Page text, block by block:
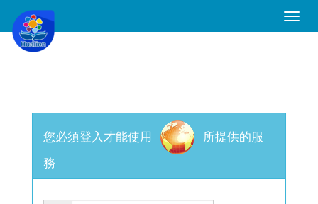
Toggle
您必須登入才能使用
所提供的服
務